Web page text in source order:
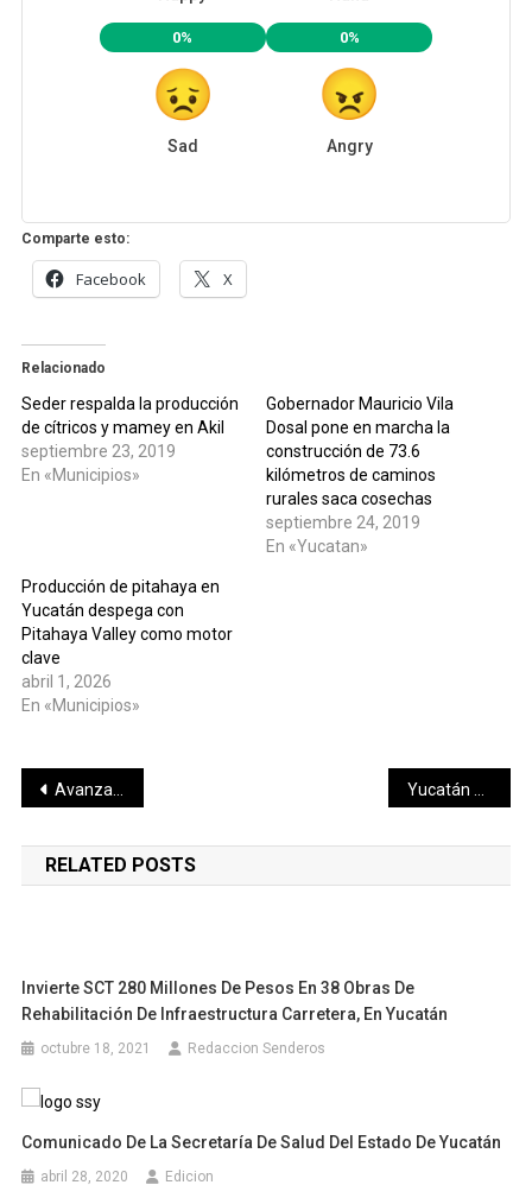
0%
Sad
0%
Angry
Comparte esto:
Facebook X
Relacionado
Seder respalda la producción
de cítricos y mamey en Akil
septiembre 23, 2019
En «Municipios»
Gobernador Mauricio Vila
Dosal pone en marcha la
construcción de 73.6
kilómetros de caminos
rurales saca cosechas
septiembre 24, 2019
En «Yucatan»
Producción de pitahaya en
Yucatán despega con
Pitahaya Valley como motor
clave
abril 1, 2026
En «Municipios»
Navegación
de
entradas
Avanza la renovación del mercado de Ticul con beneficios para comerciantes y visitantes
RELATED POSTS
Invierte SCT 280 Millones De Pesos En 38 Obras De
Rehabilitación De Infraestructura Carretera, En Yucatán
octubre 18, 2021 Redaccion Senderos
Comunicado De La Secretaría De Salud Del Estado De Yucatán
abril 28, 2020 Edicion